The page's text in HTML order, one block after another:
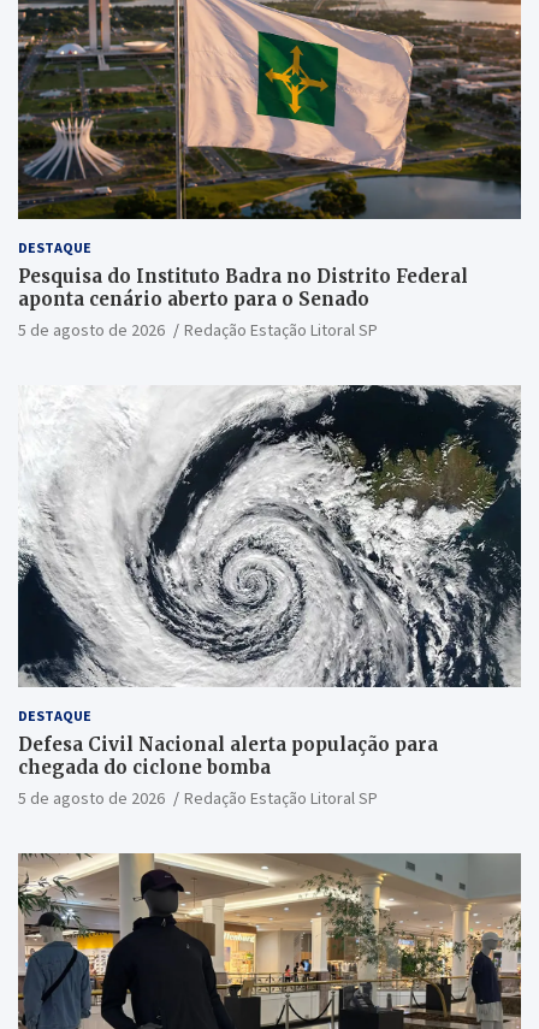
DESTAQUE
Pesquisa do Instituto Badra no Distrito Federal
aponta cenário aberto para o Senado
5 de agosto de 2026 Redação Estação Litoral SP
DESTAQUE
Defesa Civil Nacional alerta população para
chegada do ciclone bomba
5 de agosto de 2026 Redação Estação Litoral SP